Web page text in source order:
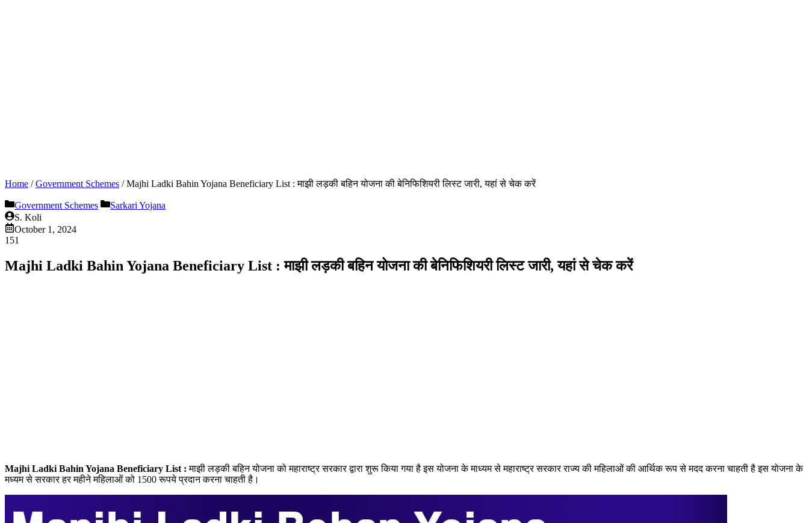
Home /Government Schemes /Majhi Ladki Bahin Yojana Beneficiary List : माझी लड़की बहिन योजना की बेनिफिशियरी लिस्ट जारी, यहां से चेक करें
Government Schemes
Sarkari Yojana
S. Koli
October 1, 2024
151
Majhi Ladki Bahin Yojana Beneficiary List : माझी लड़की बहिन योजना की बेनिफिशियरी लिस्ट जारी, यहां से चेक करें
Majhi Ladki Bahin Yojana Beneficiary List :माझी लड़की बहिन योजना को महाराष्ट्र सरकार द्वारा शुरू किया गया है इस योजना के माध्यम से महाराष्ट्र सरकार राज्य की महिलाओं की आर्थिक रूप से मदद करना चाहती है इस योजना के
मध्यम से सरकार हर महीने महिलाओं को 1500 रूपये प्रदान करना चाहती है।